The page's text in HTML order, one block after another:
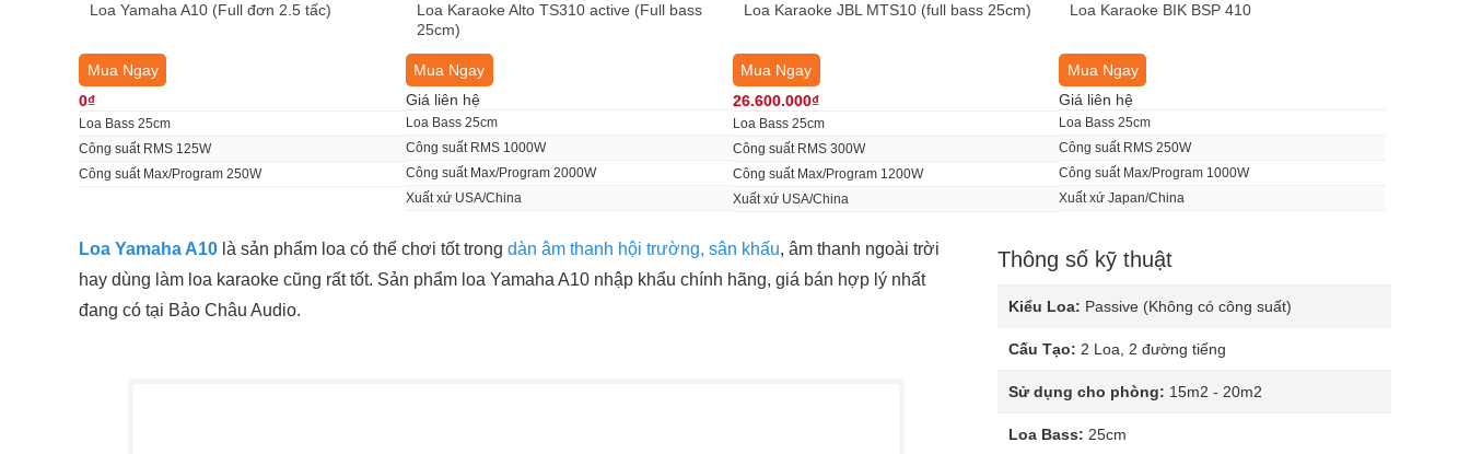
Loa Yamaha A10 (Full đơn 2.5 tấc)
Mua Ngay
0₫
Loa Bass 25cm
Công suất RMS 125W
Công suất Max/Program 250W
Loa Karaoke Alto TS310 active (Full bass
25cm)
Mua Ngay
Giá liên hệ
Loa Bass 25cm
Công suất RMS 1000W
Công suất Max/Program 2000W
Xuất xứ USA/China
Loa Karaoke JBL MTS10 (full bass 25cm)
Mua Ngay
26.600.000₫
Loa Bass 25cm
Công suất RMS 300W
Công suất Max/Program 1200W
Xuất xứ USA/China
Loa Karaoke BIK BSP 410
Mua Ngay
Giá liên hệ
Loa Bass 25cm
Công suất RMS 250W
Công suất Max/Program 1000W
Xuất xứ Japan/China
Loa Yamaha A10 là sản phẩm loa có thể chơi tốt trong dàn âm thanh hội trường, sân khấu, âm thanh ngoài trời
hay dùng làm loa karaoke cũng rất tốt. Sản phẩm loa Yamaha A10 nhập khẩu chính hãng, giá bán hợp lý nhất
đang có tại Bảo Châu Audio.
Thông số kỹ thuật
Kiểu Loa: Passive (Không có công suất)
Cấu Tạo: 2 Loa, 2 đường tiếng
Sử dụng cho phòng: 15m2 - 20m2
Loa Bass: 25cm